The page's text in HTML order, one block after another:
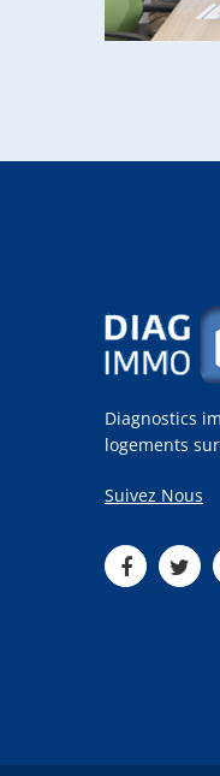
Diagnostics
logements
Suivez Nous